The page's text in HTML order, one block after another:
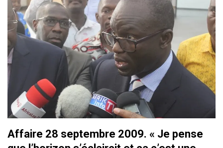
Affaire 28 septembre 2009. « Je pense